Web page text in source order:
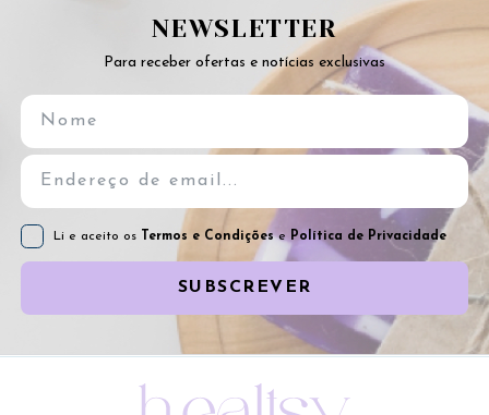
NEWSLETTER
Para receber ofertas e notícias exclusivas
Li e aceito os Termos e Condiçõese Política de Privacidade
SUBSCREVER